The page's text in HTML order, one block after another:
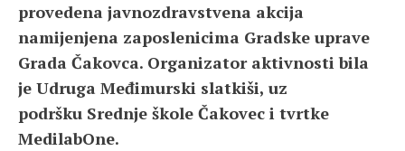
provedena javnozdravstvena akcija
namijenjena zaposlenicima Gradske uprave
Grada Čakovca. Organizator aktivnosti bila
je Udruga Međimurski slatkiši, uz
podršku Srednje škole Čakovec i tvrtke
MedilabOne.